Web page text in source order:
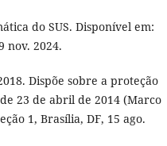
do SUS. Disponível em:
nov. 2024.
Dispõe sobre a proteção
23 de abril de 2014 (Marco
1, Brasília, DF, 15 ago.